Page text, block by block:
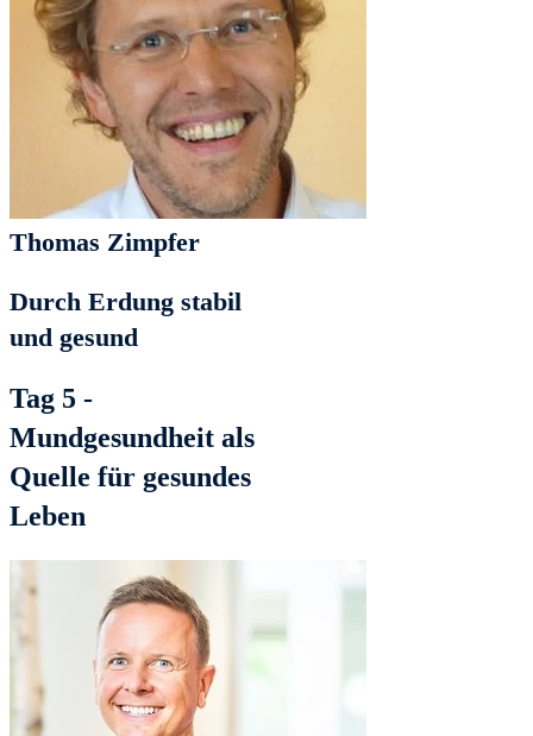
Thomas Zimpfer
Durch Erdung stabil
und gesund
Tag 5 -
Mundgesundheit als
Quelle für gesundes
Leben